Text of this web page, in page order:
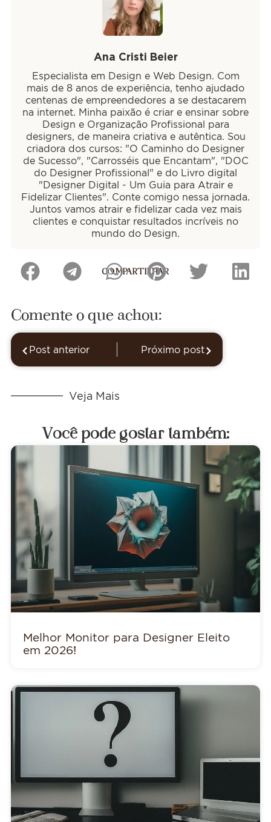
Ana Cristi Beier
Especialista em Design e Web Design. Com
mais de 8 anos de experiência, tenho ajudado
centenas de empreendedores a se destacarem
na internet. Minha paixão é criar e ensinar sobre
Design e Organização Profissional para
designers, de maneira criativa e autêntica. Sou
criadora dos cursos: "O Caminho do Designer
de Sucesso", "Carrosséis que Encantam", "DOC
do Designer Profissional" e do Livro digital
"Designer Digital - Um Guia para Atrair e
Fidelizar Clientes". Conte comigo nessa jornada.
Juntos vamos atrair e fidelizar cada vez mais
clientes e conquistar resultados incríveis no
mundo do Design.
COMPARTILHAR
Comente o que achou:
Post anterior Próximo post
Veja Mais
Você pode gostar também:
Melhor Monitor para Designer Eleito
em 2026!